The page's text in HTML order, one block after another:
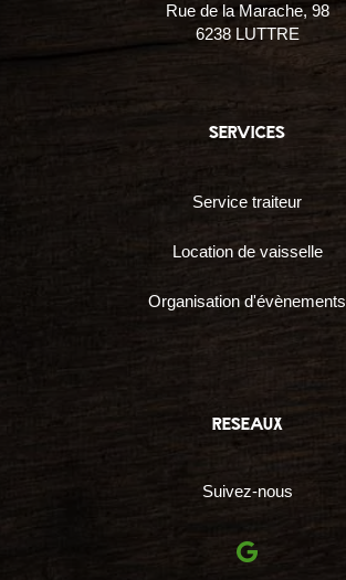
Rue de la Marache, 98
6238 LUTTRE
services
Service traiteur
Location de vaisselle
Organisation d'évènements
reseaux
Suivez-nous